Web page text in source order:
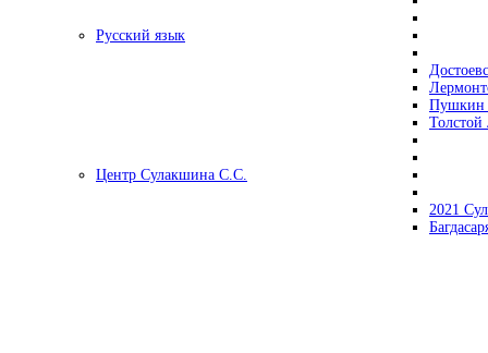
Русский язык
Центр Сулакшина С.С.
2021